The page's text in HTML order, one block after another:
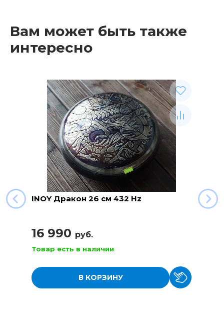
Вам может быть также
интересно
INOY Дракон 26 см 432 Hz
16 990 руб.
Товар есть в наличии
В КОРЗИНУ